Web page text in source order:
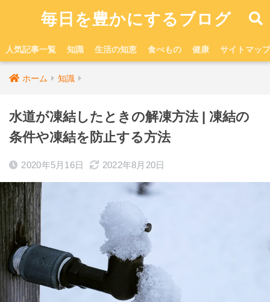
毎日を豊かにするブログ
人気記事一覧 知識 生活の知恵 食べもの 健康 サイトマップ
ホーム 知識
水道が凍結したときの解凍方法 | 凍結の
条件や凍結を防止する方法
2020年5月16日 2022年8月20日